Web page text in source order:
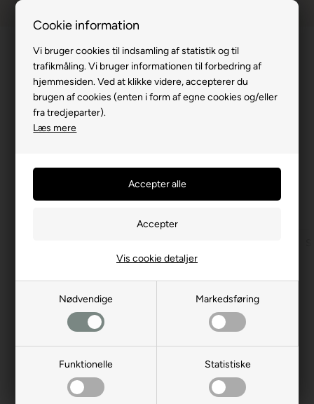
Cookie information
Vi bruger cookies til indsamling af statistik og til
trafikmåling. Vi bruger informationen til forbedring af
hjemmesiden. Ved at klikke videre, accepterer du
brugen af cookies (enten i form af egne cookies og/eller
fra tredjeparter).
Læs mere
Nødvendige Markedsføring
Funktionelle Statistiske
Vis cookie detaljer
Du er her:Sengetøj/Sengetøj Outlet/Sengetøj Outlet - Svensk
Sengetøj outlet - på svenske størrelser!
SALE
Køb mindst 2 varer for 499,00 DKK eller mere. |
Vilkår og betingelser gælder
Spar 87%